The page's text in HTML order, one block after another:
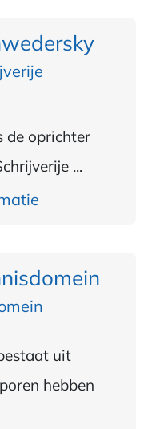
de oprichter
...
uit
hebben